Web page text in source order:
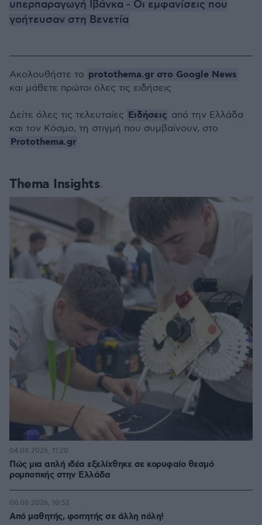
υπερπαραγωγή Ιβάνκα - Οι εμφανίσεις που
γοήτευσαν στη Βενετία
Thema Insights
Πώς μια απλή ιδέα εξελίχθηκε σε κορυφαίο θεσμό
ρομποτικής στην Ελλάδα
04.08.2026, 11:20
Από μαθητής, φοιτητής σε άλλη πόλη!
06.08.2026, 10:52
Ακολουθήστε το protothema.gr στο Google News
και μάθετε πρώτοι όλες τις ειδήσεις
Δείτε όλες τις τελευταίες Ειδήσεις από την Ελλάδα
και τον Κόσμο, τη στιγμή που συμβαίνουν, στο
Protothema.gr